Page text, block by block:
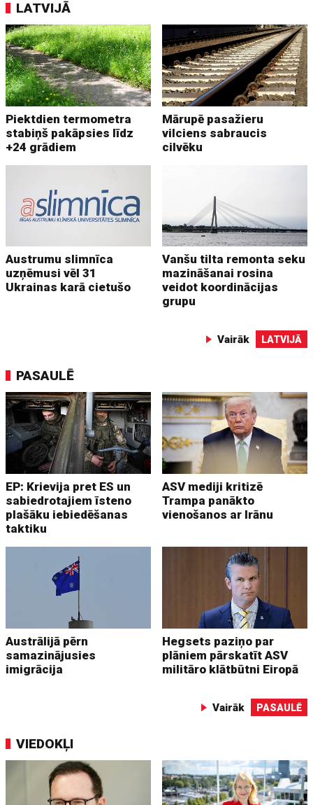
LATVIJĀ
Piektdien termometra
stabiņš pakāpsies līdz
+24 grādiem
Mārupē pasažieru
vilciens sabraucis
cilvēku
Austrumu slimnīca
uzņēmusi vēl 31
Ukrainas karā cietušo
Vanšu tilta remonta seku
mazināšanai rosina
veidot koordinācijas
grupu
Vairāk LATVIJĀ
PASAULĒ
EP: Krievija pret ES un
sabiedrotajiem īsteno
plašāku iebiedēšanas
taktiku
ASV mediji kritizē
Trampa panākto
vienošanos ar Irānu
Austrālijā pērn
samazinājusies
imigrācija
Hegsets paziņo par
plāniem pārskatīt ASV
militāro klātbūtni Eiropā
Vairāk PASAULĒ
VIEDOKĻI